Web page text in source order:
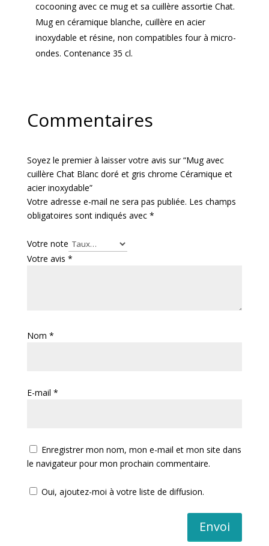
cocooning avec ce mug et sa cuillère assortie Chat.
Mug en céramique blanche, cuillère en acier
inoxydable et résine, non compatibles four à micro-
ondes. Contenance 35 cl.
Commentaires
Soyez le premier à laisser votre avis sur “Mug avec
cuillère Chat Blanc doré et gris chrome Céramique et
acier inoxydable”
Votre adresse e-mail ne sera pas publiée. Les champs
obligatoires sont indiqués avec *
Votre note
Votre avis *
Nom *
E-mail *
Enregistrer mon nom, mon e-mail et mon site dans
le navigateur pour mon prochain commentaire.
Oui, ajoutez-moi à votre liste de diffusion.
Envoi